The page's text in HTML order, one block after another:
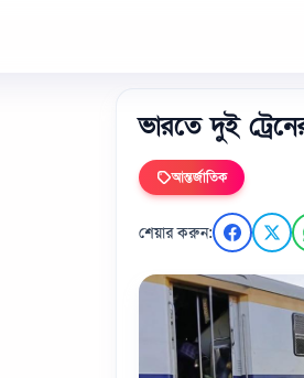
ভারতে দুই
আন্তর্জাতিক
শেয়ার করুন: